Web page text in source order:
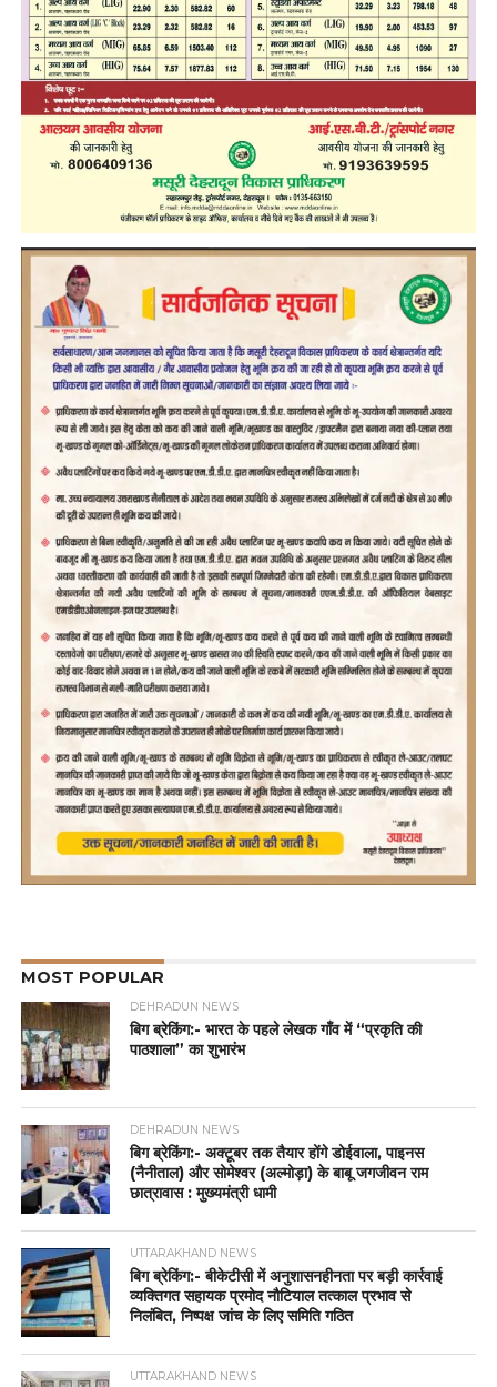
MOST POPULAR
DEHRADUN NEWS
बिग ब्रेकिंग:- भारत के पहले लेखक गाँव में “प्रकृति की
पाठशाला” का शुभारंभ
DEHRADUN NEWS
बिग ब्रेकिंग:- अक्टूबर तक तैयार होंगे डोईवाला, पाइनस
(नैनीताल) और सोमेश्वर (अल्मोड़ा) के बाबू जगजीवन राम
छात्रावास : मुख्यमंत्री धामी
UTTARAKHAND NEWS
बिग ब्रेकिंग:- बीकेटीसी में अनुशासनहीनता पर बड़ी कार्रवाई
व्यक्तिगत सहायक प्रमोद नौटियाल तत्काल प्रभाव से
निलंबित, निष्पक्ष जांच के लिए समिति गठित
UTTARAKHAND NEWS